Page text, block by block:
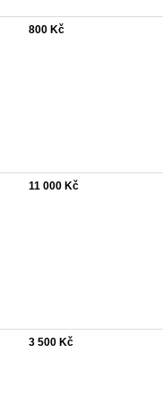
800 Kč
11 000 Kč
3 500 Kč